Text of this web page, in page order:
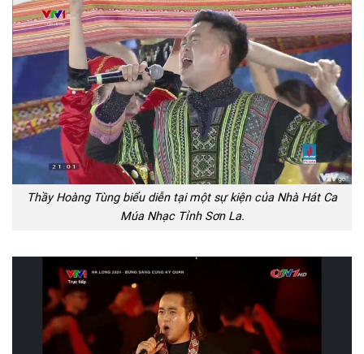
Thầy Hoàng Tùng biểu diễn tại một sự kiện của Nhà Hát Ca
Múa Nhạc Tỉnh Sơn La.